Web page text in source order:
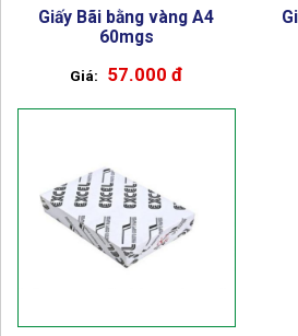
Giấy Bãi bằng vàng A4
60mgs
57.000 đ